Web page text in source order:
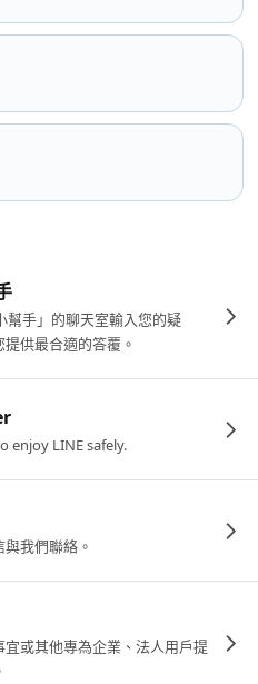
幫手」的聊天室輸入您的疑
供最合適的答覆。
enjoy LINE safely.
我們聯絡。
或其他專為企業、法人用戶提